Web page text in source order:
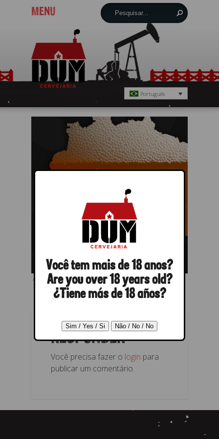
MENU
Português
← Anterior
RESPONDER
Você precisa fazer o login para
publicar um comentário.
Você tem mais de 18 anos?
Are you over 18 years old?
¿Tiene más de 18 años?